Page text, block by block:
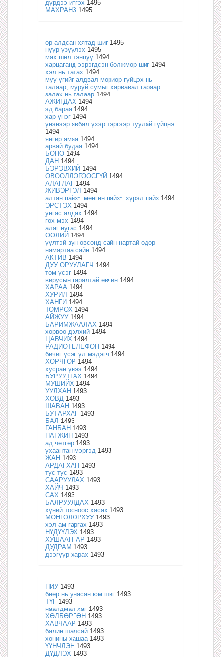
дүрдээ итгэх 1495
МАХРАНЗ 1495
өр алдсан хятад шиг 1495
нүүр үзүүлэх 1495
мах шөл тэнцүү 1494
харцаганд ээрэгдсэн болжмор шиг 1494
хэл нь татах 1494
муу үгийг алдвал мориор гүйцэх нь
талаар, муруй сумыг харвавал гараар
залах нь талаар 1494
АЖИГДАХ 1494
эд бараа 1494
хар үнэг 1494
үнэнээр явбал үхэр тэргээр туулай гүйцнэ
1494
янгир ямаа 1494
арвай будаа 1494
БОНО 1494
ДАН 1494
БЭРЭВХИЙ 1494
ОВООЛЛОГООСГҮЙ 1494
АЛАГЛАГ 1494
ЖИВЭРГЭЛ 1494
алтан пайз~ мөнгөн пайз~ хүрэл пайз 1494
ЭРСТЭХ 1494
унгас алдах 1494
гох мэх 1494
алаг нугас 1494
ӨӨЛИЙ 1494
үүлтэй зун өвсөнд сайн нартай өдөр
намартаа сайн 1494
АКТИВ 1494
ДУУ ОРУУЛАГЧ 1494
том үсэг 1494
вирусын гаралтай өвчин 1494
ХАРАА 1494
ХУРИЛ 1494
ХАНГИ 1494
ТОМРОХ 1494
АЙЖУУ 1494
БАРИМЖААЛАХ 1494
хорвоо дэлхий 1494
ЦАВЧИХ 1494
РАДИОТЕЛЕФОН 1494
бичиг үсэг үл мэдэгч 1494
ХОРЧГОР 1494
хусран үнээ 1494
БУРУУТГАХ 1494
МУШИЙХ 1494
УУЛХАН 1493
ХОВД 1493
ШАВАН 1493
БУТАРХАГ 1493
БАЛ 1493
ГАНБАН 1493
ПАГЖИН 1493
ад чөтгөр 1493
ухаантан мэргэд 1493
ЖАН 1493
АРДАГХАН 1493
тус тус 1493
СААРУУЛАХ 1493
ХАЙЧ 1493
САХ 1493
БАЛРУУЛДАХ 1493
хүний тооноос хасах 1493
МОНГОЛОРХУУ 1493
хэл ам гаргах 1493
НҮДҮҮЛЭХ 1493
ХУШААНГАР 1493
ДУДРАМ 1493
дээгүүр харах 1493
ПИУ 1493
бөөр нь унасан юм шиг 1493
ТҮГ 1493
наалдмал хаг 1493
ХӨЛБӨРГӨН 1493
ХАВЧААР 1493
балин шалсай 1493
хонины хашаа 1493
ҮҮНЧЛЭН 1493
ДҮДЛЭХ 1493